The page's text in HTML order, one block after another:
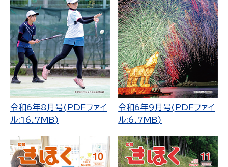
令和6年8月号(PDFファイ
ル:16.7MB)
令和6年9月号(PDFファイ
ル:6.7MB)